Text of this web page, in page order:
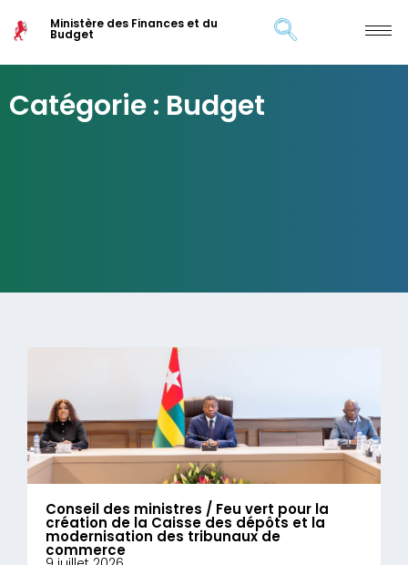
Ministère des Finances et du
Budget
Catégorie : Budget
Conseil des ministres / Feu vert pour la
création de la Caisse des dépôts et la
modernisation des tribunaux de
commerce